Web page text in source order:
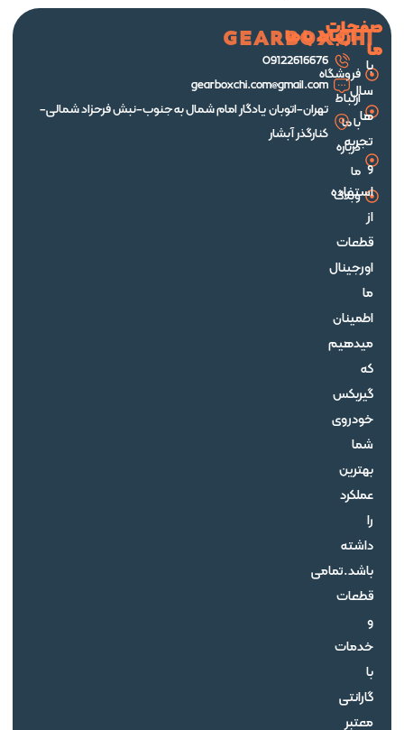
صفحات
ما
فروشگاه
ارتباط
با ما
درباره
ما
وبلاگ
GEARBOXCHI
با
سال
ها
تجربه
و
استفاده
از
قطعات
اورجینال
ما
اطمینان
میدهیم
که
گیربکس
خودروی
شما
بهترین
عملکرد
را
داشته
باشد.تمامی
قطعات
و
خدمات
با
گارانتی
معتبر
ارتباط با ما
09122616676
gearboxchi.com@gmail.com
تهران-اتوبان یادگار امام شمال به جنوب-نبش فرحزاد شمالی-
کنارگذر آبشار